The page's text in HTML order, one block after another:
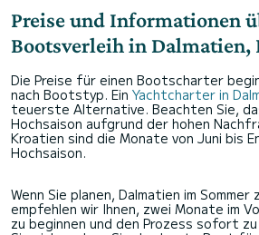
Preise und Informationen
Bootsverleih in Dalmatien,
Die Preise für einen Bootscharter
nach Bootstyp. Ein Yachtcharter in
teuerste Alternative. Beachten Sie,
Hochsaison aufgrund der hohen
Kroatien sind die Monate von Juni bis
Hochsaison.
Wenn Sie planen, Dalmatien im Sommer
empfehlen wir Ihnen, zwei Monate im
zu beginnen und den Prozess sofort